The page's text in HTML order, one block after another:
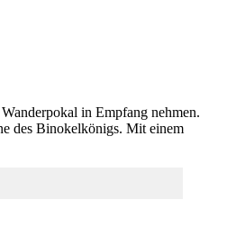
in Empfang nehmen.
des Binokelkönigs. Mit einem